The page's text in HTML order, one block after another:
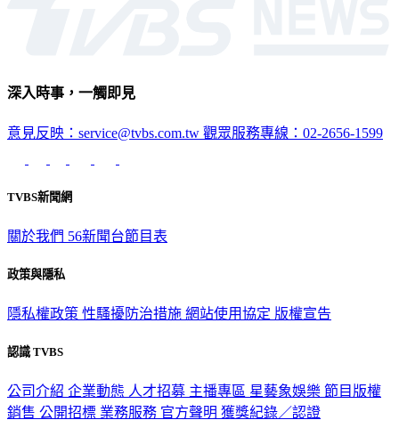
深入時事，一觸即見
意見反映：service@tvbs.com.tw 觀眾服務專線：02-2656-1599
TVBS新聞網
關於我們 56新聞台節目表
政策與隱私
隱私權政策 性騷擾防治措施 網站使用協定 版權宣告
認識 TVBS
公司介紹 企業動態 人才招募 主播專區 星藝象娛樂 節目版權
銷售 公開招標 業務服務 官方聲明 獲獎紀錄／認證